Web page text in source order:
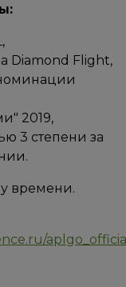
Diamond Flight,
2019,
3 степени за
времени.